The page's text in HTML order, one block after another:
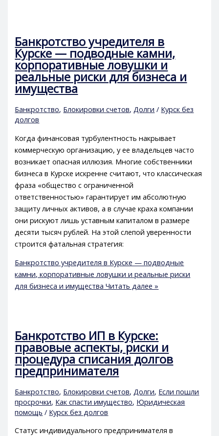
Банкротство учредителя в
Курске — подводные камни,
корпоративные ловушки и
реальные риски для бизнеса и
имущества
Банкротство, Блокировки счетов, Долги / Курск без
долгов
Когда финансовая турбулентность накрывает
коммерческую организацию, у ее владельцев часто
возникает опасная иллюзия. Многие собственники
бизнеса в Курске искренне считают, что классическая
фраза «общество с ограниченной
ответственностью» гарантирует им абсолютную
защиту личных активов, а в случае краха компании
они рискуют лишь уставным капиталом в размере
десяти тысяч рублей. На этой слепой уверенности
строится фатальная стратегия:
Банкротство учредителя в Курске — подводные
камни, корпоративные ловушки и реальные риски
для бизнеса и имущества Читать далее »
Банкротство ИП в Курске:
правовые аспекты, риски и
процедура списания долгов
предпринимателя
Банкротство, Блокировки счетов, Долги, Если пошли
просрочки, Как спасти имущество, Юридическая
помощь / Курск без долгов
Статус индивидуального предпринимателя в